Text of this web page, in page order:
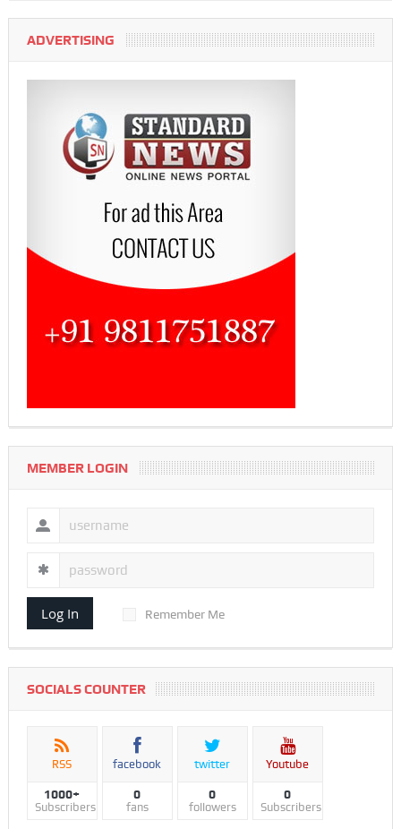
ADVERTISING
MEMBER LOGIN
Log In Remember Me
SOCIALS COUNTER
RSS
1000+
Subscribers
facebook
0
fans
twitter
0
followers
Youtube
0
Subscribers